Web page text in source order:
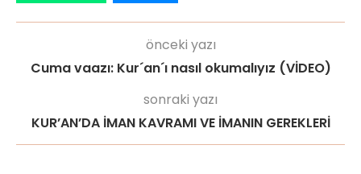
önceki yazı
Cuma vaazı: Kur´an´ı nasıl okumalıyız (VİDEO)
sonraki yazı
KUR’AN’DA İMAN KAVRAMI VE İMANIN GEREKLERİ